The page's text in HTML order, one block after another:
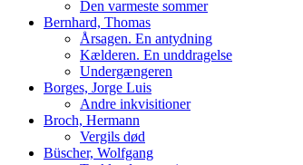
Den varmeste sommer
Bernhard, Thomas
Årsagen. En antydning
Kælderen. En unddragelse
Undergængeren
Borges, Jorge Luis
Andre inkvisitioner
Broch, Hermann
Vergils død
Büscher, Wolfgang